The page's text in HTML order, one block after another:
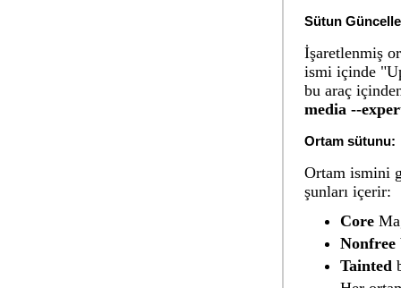
Sütun
İşaretlenmiş
ismi içinde
bu araç
media --
Ortam sütunu:
Ortam ismini
şunları içerir:
Core
Nonfree
Tainted